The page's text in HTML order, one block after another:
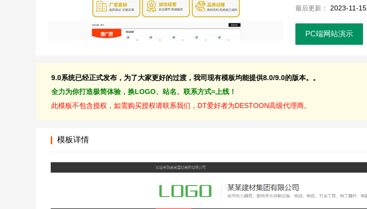
最后更新： 2023-11-15
PC端网站演示
9.0系统已经正式发布，为了大家更好的过渡，我司现有模板均能提供8.0/9.0的版本。。
全力为你打造极简体验，换LOGO、站名、联系方式=上线！
此模板不包含授权，如需购买授权请联系我们，DT爱好者为DESTOON高级代理商。
模板详情